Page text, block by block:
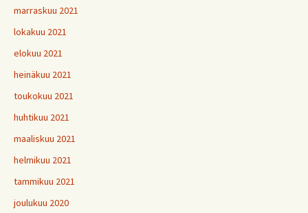
marraskuu 2021
lokakuu 2021
elokuu 2021
heinäkuu 2021
toukokuu 2021
huhtikuu 2021
maaliskuu 2021
helmikuu 2021
tammikuu 2021
joulukuu 2020